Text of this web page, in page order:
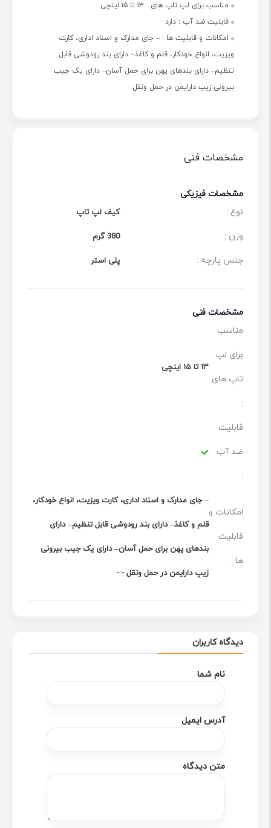
مناسب برای لپ تاپ های : ۱۳ تا ۱۵ اینچی
قابلیت ضد آب : دارد
امکانات و قابلیت ها : – جای مدارک و اسناد اداری، کارت
ویزیت، انواع خودکار، قلم و کاغذ– دارای بند رودوشی قابل
تنظیم– دارای بندهای پهن برای حمل آسان– دارای یک جیب
بیرونی زیپ دارایمن در حمل ونقل
مشخصات فنی
مشخصات فیزیکی
نوع :
کیف لپ تاپ
وزن : 380 گرم
جنس پارچه : پلی استر
مشخصات فنی
مناسب
برای لپ
تاپ های
:
۱۳ تا ۱۵ اینچی
قابلیت
ضد آب
:
امکانات و
قابلیت
ها :
– جای مدارک و اسناد اداری، کارت ویزیت، انواع خودکار،
قلم و کاغذ– دارای بند رودوشی قابل تنظیم– دارای
بندهای پهن برای حمل آسان– دارای یک جیب بیرونی
زیپ دارایمن در حمل ونقل - -
دیدگاه کاربران
نام شما
آدرس ایمیل
متن دیدگاه